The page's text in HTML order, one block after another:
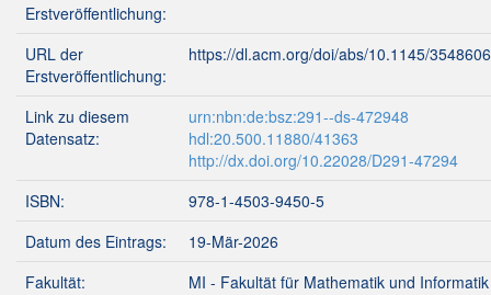
Erstveröffentlichung:
URL der
Erstveröffentlichung:
https://dl.acm.org/doi/abs/10.1145/
Link zu diesem
Datensatz:
urn:nbn:de:bsz:291--ds-472948
hdl:20.500.11880/41363
http://dx.doi.org/10.22028/D291-47294
ISBN:
978-1-4503-9450-5
Datum des Eintrags:
19-Mär-2026
Fakultät:
MI - Fakultät für Mathematik und Informatik